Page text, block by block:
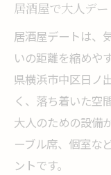
デート成
カップ
落ち着
法
居酒屋
落ち着いた
居酒屋
居酒屋で大人デ
居酒屋デートは、
いの距離を縮めや
県横浜市中区日ノ
く、落ち着いた空
大人のための設備
ーブル席、個室な
ントです。